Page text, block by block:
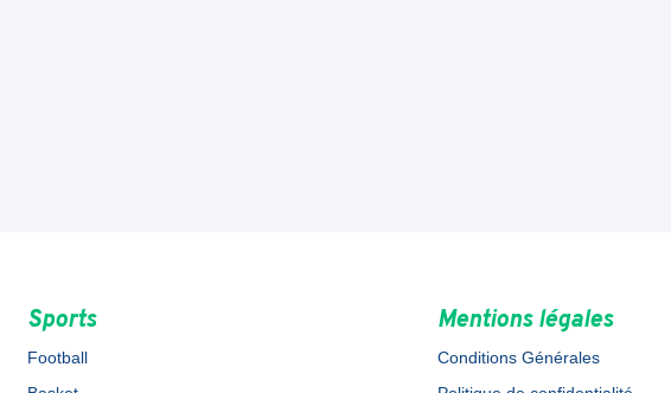
Sports
Football
Mentions légales
Conditions Générales